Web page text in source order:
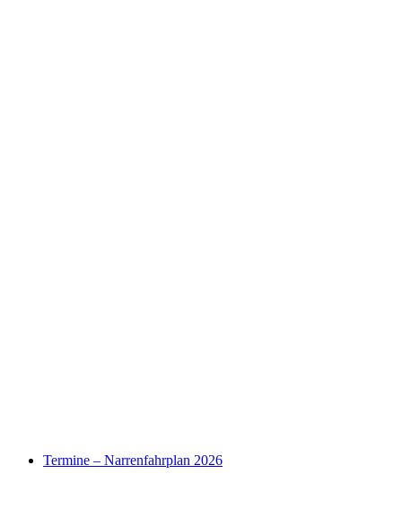
Termine – Narrenfahrplan 2026